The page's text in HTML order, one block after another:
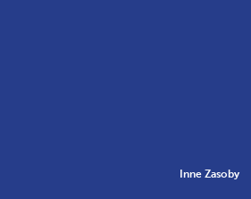
Inne Zasoby